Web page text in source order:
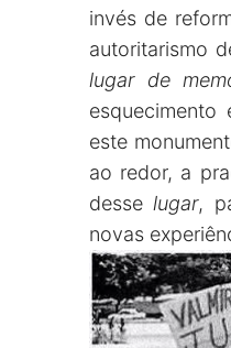
invés de
autoritarismo
lugar de
este
ao redor, a
desse lugar,
novas